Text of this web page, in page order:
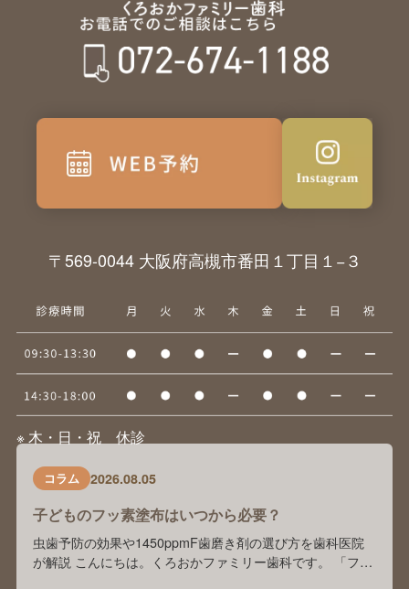
〒569-0044 大阪府高槻市番田１丁目１−３
※ 木・日・祝 休診
コラム 2026.08.05
子どものフッ素塗布はいつから必要？
虫歯予防の効果や1450ppmF歯磨き剤の選び方を歯科医院
が解説 こんにちは。くろおかファミリー歯科です。 「フッ